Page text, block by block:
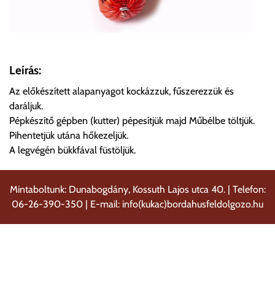
Leírás:
Az előkészített alapanyagot kockázzuk, fűszerezzük és
daráljuk.
Pépkészítő gépben (kutter) pépesítjük majd Műbélbe töltjük.
Pihentetjük utána hőkezeljük.
A legvégén bükkfával füstöljük.
Mintaboltunk: Dunabogdány, Kossuth Lajos utca 40. | Telefon:
06-26-390-350 | E-mail: info(kukac)bordahusfeldolgozo.hu